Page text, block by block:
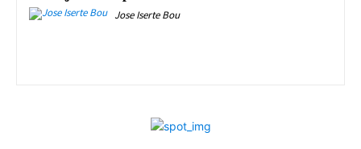
Jose Iserte Bou